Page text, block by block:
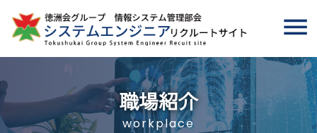
職場紹介
workplace